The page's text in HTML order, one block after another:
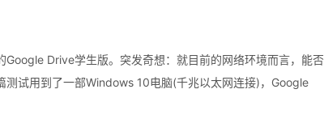
Drive学生版。突发奇想：就目前的网络环境而言，能否
测试用到了一部Windows 10电脑(千兆以太网连接)，Google